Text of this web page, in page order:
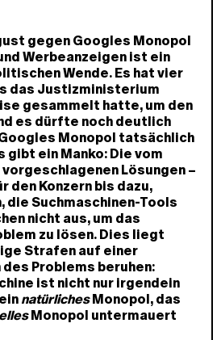
gegen Googles Monopol
Werbeanzeigen ist ein
Wende. Es hat vier
das Justizministerium
gesammelt hatte, um den
es dürfte noch deutlich
Monopol tatsächlich
gibt ein Manko: Die vom
Lösungen –
den Konzern bis dazu,
die Suchmaschinen-Tools
nicht aus, um das
zu lösen. Dies liegt
Strafen auf einer
Problems beruhen:
ist nicht nur irgendein
natürlichesMonopol, das
Monopol untermauert